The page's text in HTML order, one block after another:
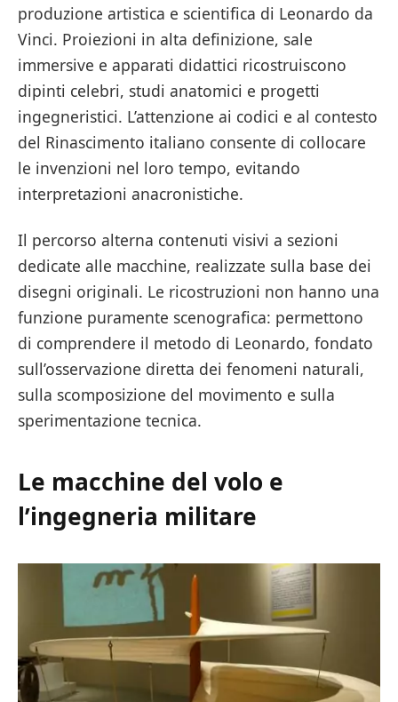
produzione artistica e scientifica di Leonardo da
Vinci. Proiezioni in alta definizione, sale
immersive e apparati didattici ricostruiscono
dipinti celebri, studi anatomici e progetti
ingegneristici. L’attenzione ai codici e al contesto
del Rinascimento italiano consente di collocare
le invenzioni nel loro tempo, evitando
interpretazioni anacronistiche.
Il percorso alterna contenuti visivi a sezioni
dedicate alle macchine, realizzate sulla base dei
disegni originali. Le ricostruzioni non hanno una
funzione puramente scenografica: permettono
di comprendere il metodo di Leonardo, fondato
sull’osservazione diretta dei fenomeni naturali,
sulla scomposizione del movimento e sulla
sperimentazione tecnica.
Le macchine del volo e
l’ingegneria militare